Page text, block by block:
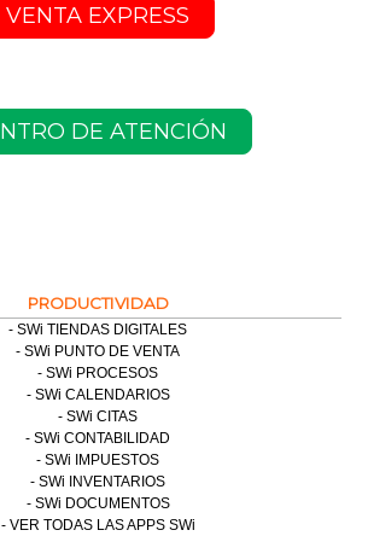
VENTA EXPRESS
DE ATENCIÓN
PRODUCTIVIDAD
SWi TIENDAS DIGITALES
SWi PUNTO DE VENTA
SWi PROCESOS
SWi CALENDARIOS
SWi CITAS
SWi CONTABILIDAD
SWi IMPUESTOS
SWi INVENTARIOS
SWi DOCUMENTOS
VER TODAS LAS APPS SWi